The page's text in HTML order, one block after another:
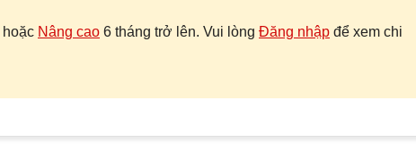
hoặc Nâng cao 6 tháng trở lên. Vui lòng Đăng nhập để xem chi